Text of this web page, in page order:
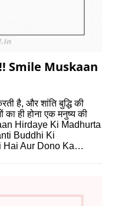
Smile Muskaan
है, और शांति बुद्धि की
का ही होना एक मनुष्‍य की
Hirdaye Ki Madhurta
Buddhi Ki
Hai Aur Dono Ka…